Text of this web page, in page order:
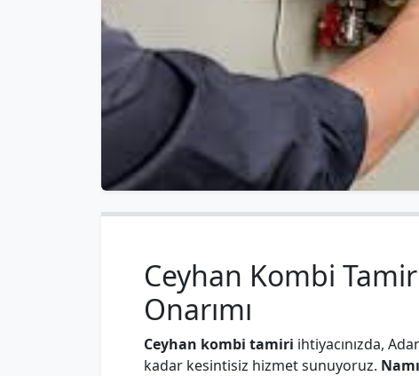
Ceyhan Kombi
Onarımı
Ceyhan kombi tamiri ihtiyacınızda,
kadar kesintisiz hizmet sunuyoruz.